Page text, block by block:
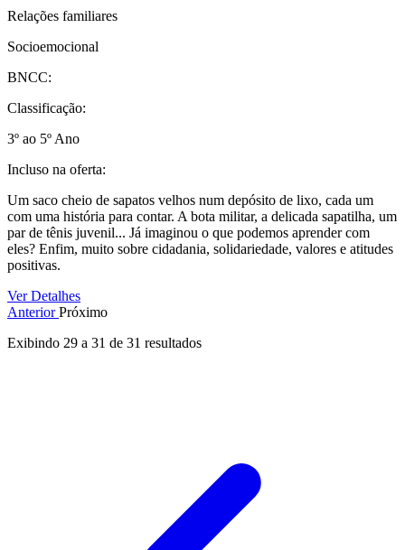
Relações familiares
Socioemocional
BNCC:
Classificação:
3º ao 5º Ano
Incluso na oferta:
Um saco cheio de sapatos velhos num depósito de lixo, cada um
com uma história para contar. A bota militar, a delicada sapatilha, um
par de tênis juvenil... Já imaginou o que podemos aprender com
eles? Enfim, muito sobre cidadania, solidariedade, valores e atitudes
positivas.
Ver Detalhes
AnteriorPróximo
Exibindo 29 a 31 de 31 resultados